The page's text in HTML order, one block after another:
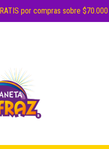
por compras sobre $70.000